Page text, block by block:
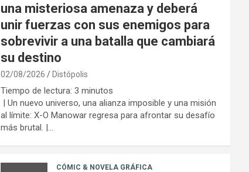
una misteriosa amenaza y deberá
unir fuerzas con sus enemigos para
sobrevivir a una batalla que cambiará
su destino
02/08/2026 Distópolis
Tiempo de lectura: 3 minutos
| Un nuevo universo, una alianza imposible y una misión
al límite: X-O Manowar regresa para afrontar su desafío
más brutal. |…
CÓMIC & NOVELA GRÁFICA